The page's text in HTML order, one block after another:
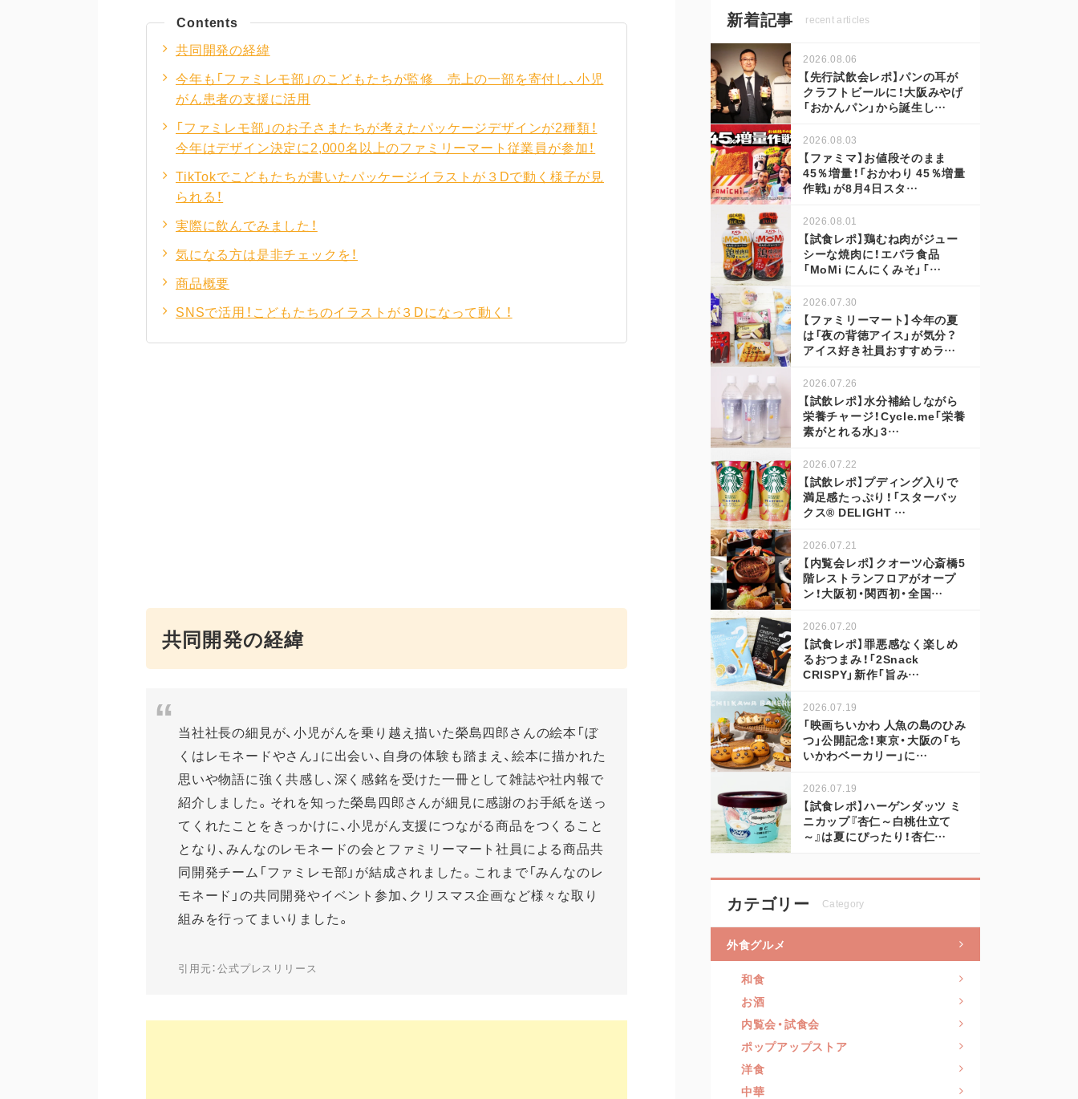
Contents
共同開発の経緯
今年も「ファミレモ部」のこどもたちが監修 売上の一部を寄付し、小児
がん患者の支援に活用
「ファミレモ部」のお子さまたちが考えたパッケージデザインが2種類！
今年はデザイン決定に2,000名以上のファミリーマート従業員が参加！
TikTokでこどもたちが書いたパッケージイラストが３Dで動く様子が見
られる！
実際に飲んでみました！
気になる方は是非チェックを！
商品概要
SNSで活用！こどもたちのイラストが３Dになって動く！
共同開発の経緯
当社社長の細見が、小児がんを乗り越え描いた榮島四郎さんの絵本「ぼ
くはレモネードやさん」に出会い、自身の体験も踏まえ、絵本に描かれた
思いや物語に強く共感し、深く感銘を受けた一冊として雑誌や社内報で
紹介しました。それを知った榮島四郎さんが細見に感謝のお手紙を送っ
てくれたことをきっかけに、小児がん支援につながる商品をつくること
となり、みんなのレモネードの会とファミリーマート社員による商品共
同開発チーム「ファミレモ部」が結成されました。これまで「みんなのレ
モネード」の共同開発やイベント参加、クリスマス企画など様々な取り
組みを行ってまいりました。
引用元：公式プレスリリース
新着記事 recent articles
2026.08.06
【先行試飲会レポ】パンの耳が
クラフトビールに！大阪みやげ
「おかんパン」から誕生し…
2026.08.03
【ファミマ】お値段そのまま
45％増量！「おかわり 45％増量
作戦」が8月4日スタ…
2026.08.01
【試食レポ】鶏むね肉がジュー
シーな焼肉に！エバラ食品
「MoMi にんにくみそ」「…
2026.07.30
【ファミリーマート】今年の夏
は「夜の背徳アイス」が気分？
アイス好き社員おすすめラ…
2026.07.26
【試飲レポ】水分補給しながら
栄養チャージ！Cycle.me「栄養
素がとれる水」3…
2026.07.22
【試飲レポ】プディング入りで
満足感たっぷり！「スターバッ
クス® DELIGHT …
2026.07.21
【内覧会レポ】クオーツ心斎橋5
階レストランフロアがオープ
ン！大阪初・関西初・全国…
2026.07.20
【試食レポ】罪悪感なく楽しめ
るおつまみ！「2Snack
CRISPY」新作「旨み…
2026.07.19
「映画ちいかわ 人魚の島のひみ
つ」公開記念！東京・大阪の「ち
いかわベーカリー」に…
2026.07.19
【試食レポ】ハーゲンダッツ ミ
ニカップ『杏仁～白桃仕立て
～』は夏にぴったり！杏仁…
カテゴリー Category
外食グルメ
和食
お酒
内覧会・試食会
ポップアップストア
洋食
中華